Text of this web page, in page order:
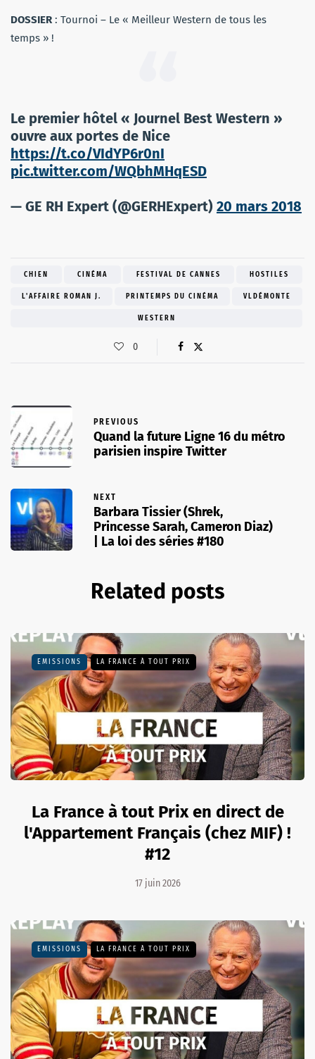
DOSSIER : Tournoi – Le « Meilleur Western de tous les
temps » !
Le premier hôtel « Journel Best Western »
ouvre aux portes de Nice
https://t.co/VIdYP6r0nI
pic.twitter.com/WQbhMHqESD
— GE RH Expert (@GERHExpert) 20 mars 2018
CHIEN CINÉMA FESTIVAL DE CANNES HOSTILES
L'AFFAIRE ROMAN J. PRINTEMPS DU CINÉMA VLDÉMONTE
WESTERN
0
PREVIOUS
Quand la future Ligne 16 du métro
parisien inspire Twitter
NEXT
Barbara Tissier (Shrek,
Princesse Sarah, Cameron Diaz)
| La loi des séries #180
Related posts
EMISSIONS LA FRANCE À TOUT PRIX
La France à tout Prix en direct de
l'Appartement Français (chez MIF) !
#12
17 juin 2026
EMISSIONS LA FRANCE À TOUT PRIX